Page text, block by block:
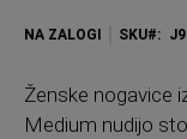
NA ZALOGI SKU
Ženske nogavice
Medium nudijo